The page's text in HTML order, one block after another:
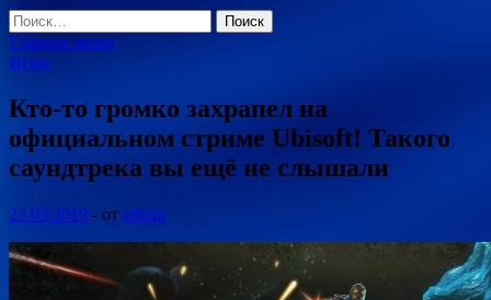
Найти:
Главное меню
Игры
Кто-то громко захрапел на
официальном стриме Ubisoft! Такого
саундтрека вы ещё не слышали
23.03.2019 - от admin